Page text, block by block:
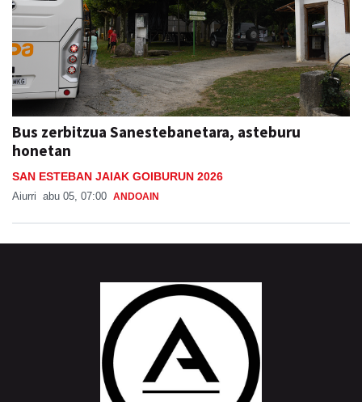
Bus zerbitzua Sanestebanetara, asteburu
honetan
SAN ESTEBAN JAIAK GOIBURUN 2026
Aiurri abu 05, 07:00 ANDOAIN